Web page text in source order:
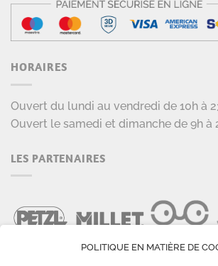
HORAIRES
Ouvert du lundi au vendredi de 10h à
Ouvert le samedi et dimanche de 9h à
LES PARTENAIRES
POLITIQUE EN MATIÈRE DE